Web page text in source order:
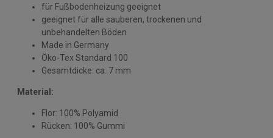
für Fußbodenheizung geeignet
geeignet für alle sauberen, trockenen und
unbehandelten Böden
Made in Germany
Öko-Tex Standard 100
Gesamtdicke: ca. 7 mm
Material:
Flor: 100% Polyamid
Rücken: 100% Gummi